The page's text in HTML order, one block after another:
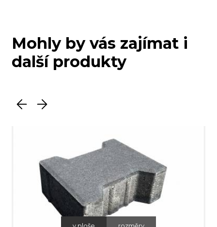
Mohly by vás zajímat i
další produkty